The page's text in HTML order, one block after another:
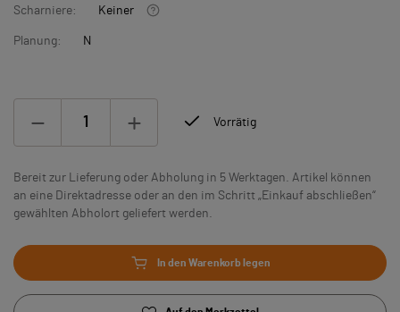
Scharniere: Keiner
Planung: N
Vorrätig
Bereit zur Lieferung oder Abholung in 5 Werktagen. Artikel können
an eine Direktadresse oder an den im Schritt „Einkauf abschließen“
gewählten Abholort geliefert werden.
In den Warenkorb legen